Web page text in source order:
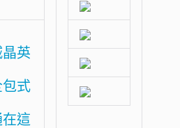
英
式
這